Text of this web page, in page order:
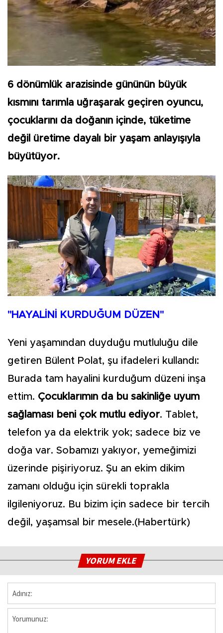
6 dönümlük arazisinde gününün büyük
kısmını tarımla uğraşarak geçiren oyuncu,
çocuklarını da doğanın içinde, tüketime
değil üretime dayalı bir yaşam anlayışıyla
büyütüyor.
"HAYALİNİ KURDUĞUM DÜZEN"
Yeni yaşamından duyduğu mutluluğu dile
getiren Bülent Polat, şu ifadeleri kullandı:
Burada tam hayalini kurduğum düzeni inşa
ettim. Çocuklarımın da bu sakinliğe uyum
sağlaması beni çok mutlu ediyor. Tablet,
telefon ya da elektrik yok; sadece biz ve
doğa var. Sobamızı yakıyor, yemeğimizi
üzerinde pişiriyoruz. Şu an ekim dikim
zamanı olduğu için sürekli toprakla
ilgileniyoruz. Bu bizim için sadece bir tercih
değil, yaşamsal bir mesele.(Habertürk)
YORUM EKLE